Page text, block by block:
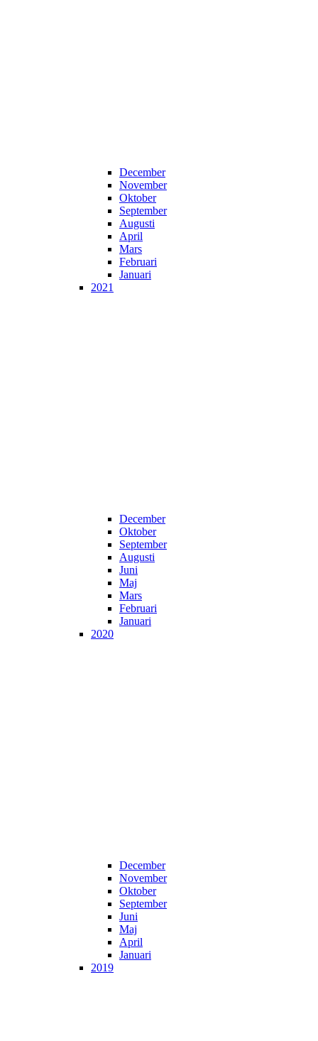
December
November
Oktober
September
Augusti
April
Mars
Februari
Januari
2021
December
Oktober
September
Augusti
Juni
Maj
Mars
Februari
Januari
2020
December
November
Oktober
September
Juni
Maj
April
Januari
2019